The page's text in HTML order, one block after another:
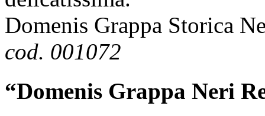
Domenis Grappa Storica
cod. 001072
“Domenis Grappa Neri